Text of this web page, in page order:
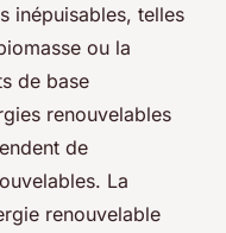
inépuisables, telles
ou la
de base
renouvelables
de
La
renouvelable